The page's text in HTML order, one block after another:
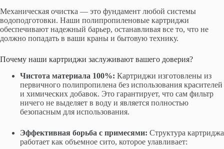
Механическая очистка — это фундамент любой системы
водоподготовки. Наши полипропиленовые картриджи
обеспечивают надежный барьер, останавливая все то, что не
должно попадать в ваши краны и бытовую технику.
Почему наши картриджи заслуживают вашего доверия?
Чистота материала 100%: Картриджи изготовлены из
первичного полипропилена без использования красителей
и химических добавок. Это гарантирует, что сам фильтр
ничего не выделяет в воду и является полностью
безопасным для использования.
Эффективная борьба с примесями: Структура картриджа
работает как объемное сито, которое улавливает: